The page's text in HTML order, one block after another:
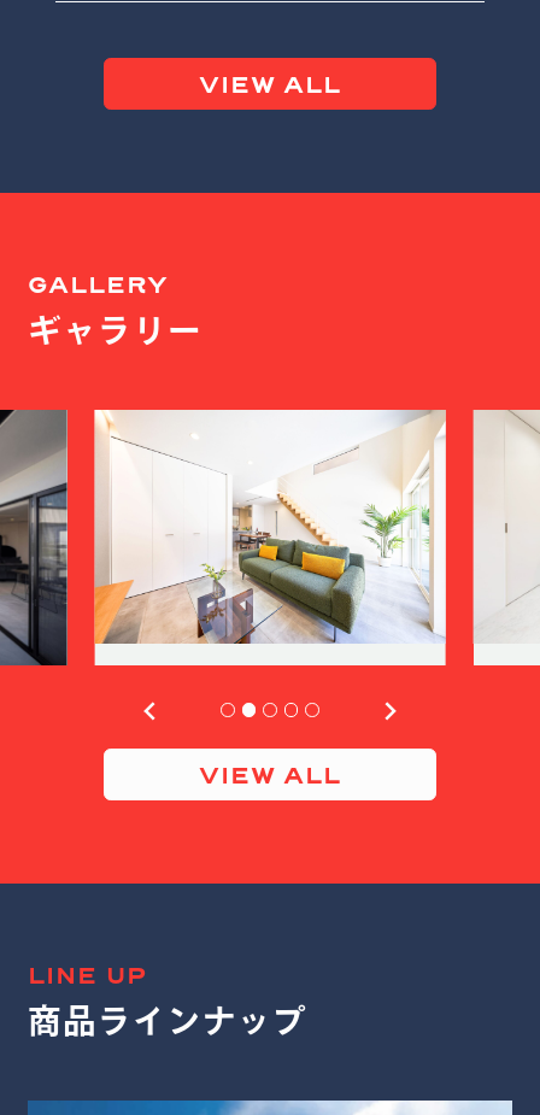
VIEW ALL
GALLERY
ギャラリー
VIEW ALL
LINE UP
商品ラインナップ